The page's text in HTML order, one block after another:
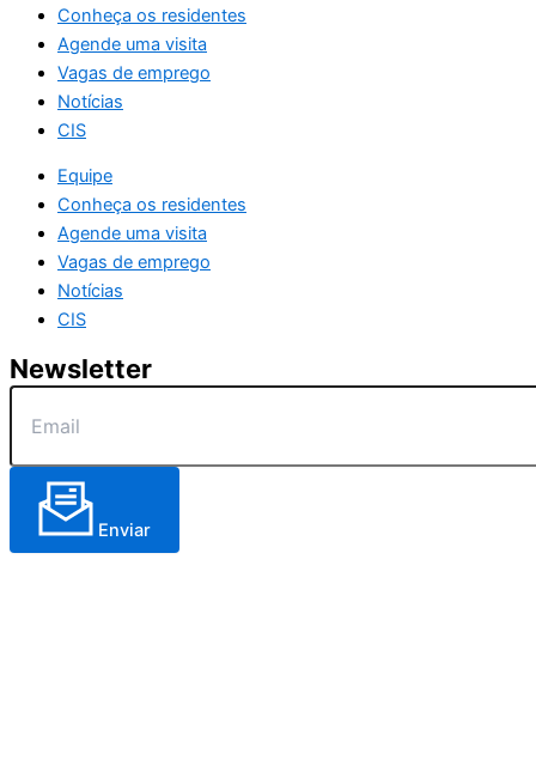
Conheça os residentes
Agende uma visita
Vagas de emprego
Notícias
CIS
Equipe
Conheça os residentes
Agende uma visita
Vagas de emprego
Notícias
CIS
Newsletter
Enviar